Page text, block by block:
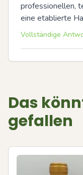
professionellen,
eine etablierte
Vollständige
Das
gefallen